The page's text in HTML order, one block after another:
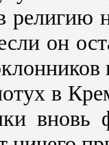
он
в
вновь